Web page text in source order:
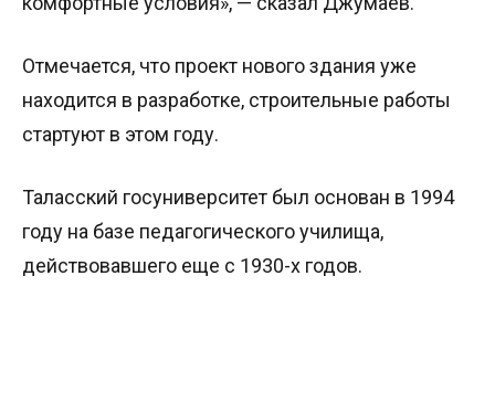
Отмечается, что проект нового здания уже
находится в разработке, строительные работы
стартуют в этом году.
Таласский госуниверситет был основан в 1994
году на базе педагогического училища,
действовавшего еще с 1930-х годов.